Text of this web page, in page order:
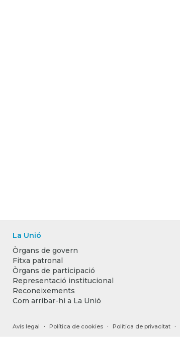
La Unió
Òrgans de govern
Fitxa patronal
Òrgans de participació
Representació institucional
Reconeixements
Com arribar-hi a La Unió
Avís legal · Política de cookies · Política de privacitat ·